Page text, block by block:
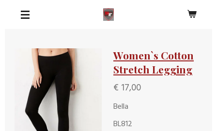
hoofdinhoud
Women`s Cotton
Stretch Legging
€ 17,00
Bella
BL812